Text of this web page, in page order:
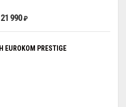
21 990₽
PRESTIGE